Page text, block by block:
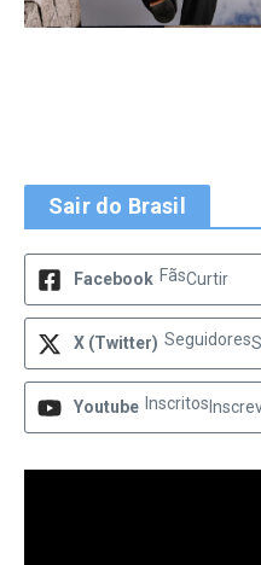
Sair do Brasil
Facebook FãsCurtir
X (Twitter) Seguidores
Youtube Inscritos